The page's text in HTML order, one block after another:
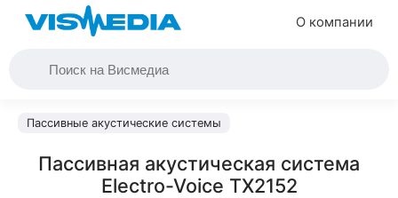
О компании
Пассивные акустические системы
Пассивная акустическая система
Electro-Voice TX2152